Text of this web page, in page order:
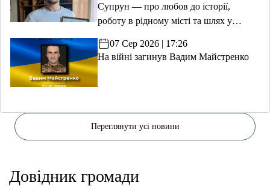
Супрун — про любов до історії,
роботу в рідному місті та шлях у
07 Сер 2026 | 17:26
На війні загинув Вадим Майстренко
Переглянути усі новини
Довідник громади